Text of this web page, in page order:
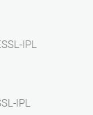
IPL
IPL